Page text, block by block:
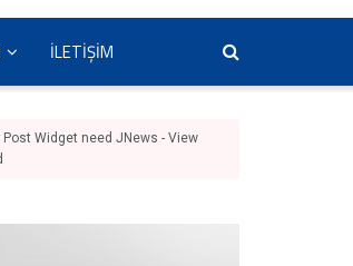
İLETİŞİM
Post Widget need JNews - View